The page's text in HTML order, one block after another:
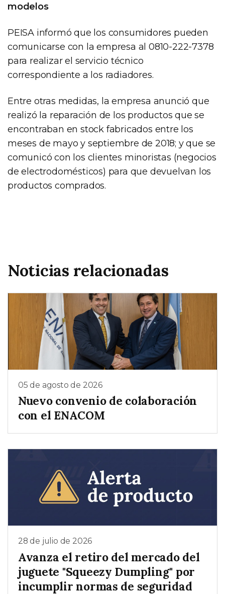
modelos
PEISA informó que los consumidores pueden
comunicarse con la empresa al 0810-222-7378
para realizar el servicio técnico
correspondiente a los radiadores.
Entre otras medidas, la empresa anunció que
realizó la reparación de los productos que se
encontraban en stock fabricados entre los
meses de mayo y septiembre de 2018; y que se
comunicó con los clientes minoristas (negocios
de electrodomésticos) para que devuelvan los
productos comprados.
Noticias relacionadas
05 de agosto de 2026
Nuevo convenio de colaboración
con el ENACOM
28 de julio de 2026
Avanza el retiro del mercado del
juguete "Squeezy Dumpling" por
incumplir normas de seguridad